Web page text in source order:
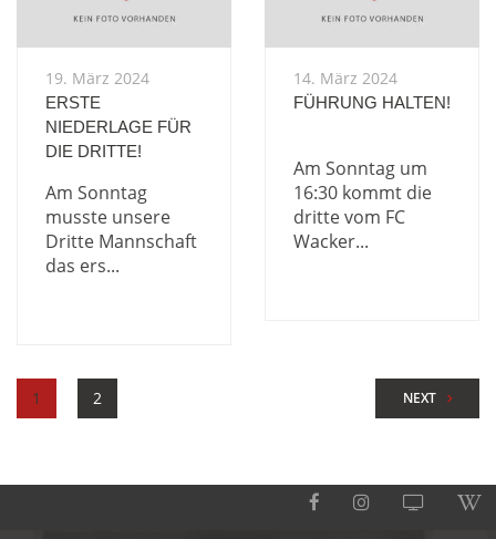
19. März 2024
ERSTE
NIEDERLAGE FÜR
DIE DRITTE!
Am Sonntag
musste unsere
Dritte Mannschaft
das ers...
14. März 2024
FÜHRUNG HALTEN!
Am Sonntag um
16:30 kommt die
dritte vom FC
Wacker...
1 2 NEXT